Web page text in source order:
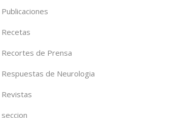
Publicaciones
Recetas
Recortes de Prensa
Respuestas de Neurologia
Revistas
seccion